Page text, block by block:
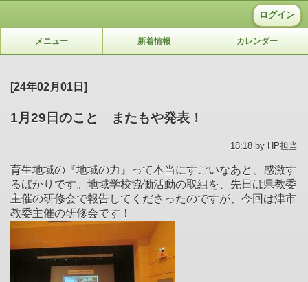
ログイン
メニュー 新着情報 カレンダー
[24年02月01日]
1月29日のこと またもや発表！
18:18 by HP担当
育生地域の『地域の力』って本当にすごいなあと、感激す
るばかりです。地域学校協働活動の取組を、先日は県教委
主催の研修会で報告してくださったのですが、今回は津市
教委主催の研修会です！